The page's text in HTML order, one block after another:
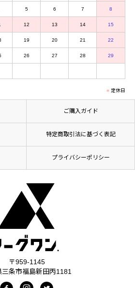
5 6 7 8
12 13 14 15
19 20 21 22
26 27 28 29
定休日
ご購入ガイド
特定商取引法に基づく表記
プライバシーポリシー
〒959-1145
三条市福島新田丙1181